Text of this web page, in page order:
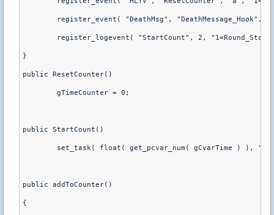
register_event( "DeathMsg", "DeathMessage_Hook",
register_logevent( "StartCount", 2,
}
public ResetCounter()
	gTimeCounter = 0;
public StartCount()
set_task( float( get_pcvar_num( gCvarTime ) ),
public addToCounter()
{